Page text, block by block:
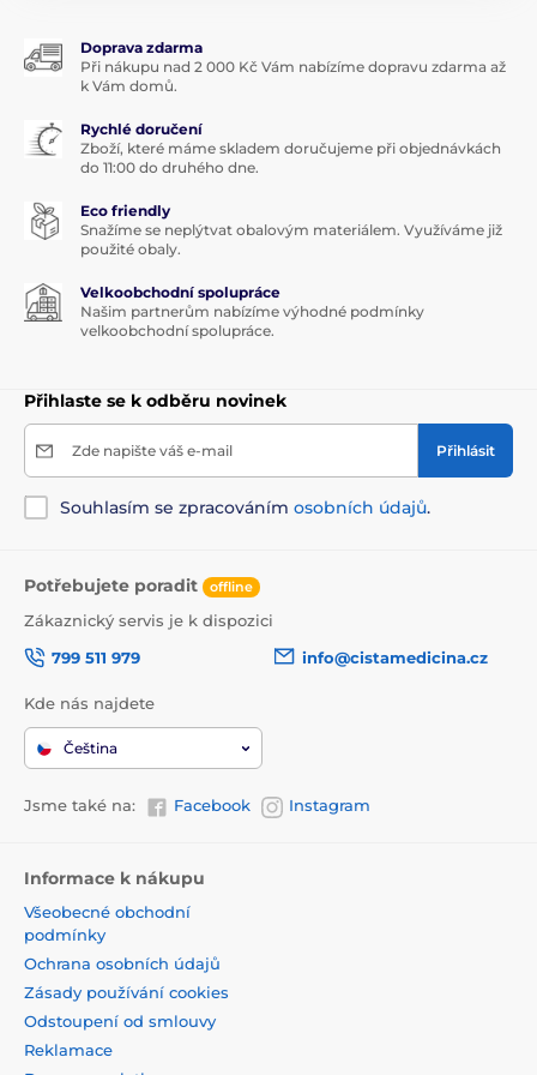
Obsah balení: 90 tobolek
Přípravek není určen jako náhrada pestré stravy.
Výrobek není určen pro děti.
zdravotních tvrzeních, nesmíme uvést obecně známé a
ověřené informace o působení účinných složek v
Sex a plodnost
Doprava zdarma
Při nákupu nad 2 000 Kč Vám nabízíme dopravu zdarma až
k Vám domů.
Rychlé doručení
Zboží, které máme skladem doručujeme při objednávkách
do 11:00 do druhého dne.
Eco friendly
Snažíme se neplýtvat obalovým materiálem. Využíváme již
použité obaly.
Velkoobchodní spolupráce
Našim partnerům nabízíme výhodné podmínky
velkoobchodní spolupráce.
Přihlaste se k odběru novinek
Zde napište váš e-mail Přihlásit
Souhlasím se zpracováním osobních údajů.
Potřebujete poradit offline
Zákaznický servis je k dispozici
799 511 979
info@cistamedicina.cz
Kde nás najdete
Čeština
Jsme také na: Facebook Instagram
Informace k nákupu
Všeobecné obchodní
podmínky
Ochrana osobních údajů
Zásady používání cookies
Odstoupení od smlouvy
Reklamace